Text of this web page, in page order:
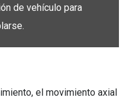
de vehículo para
el movimiento axial